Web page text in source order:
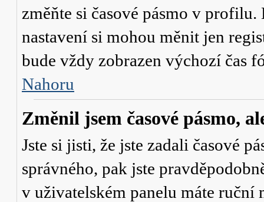
změňte si časové pásmo v profilu.
nastavení si mohou měnit jen
bude vždy zobrazen výchozí čas
Nahoru
Změnil jsem časové pásmo,
Jste si jisti, že jste zadali časové
správného, pak jste
v uživatelském panelu máte ruční